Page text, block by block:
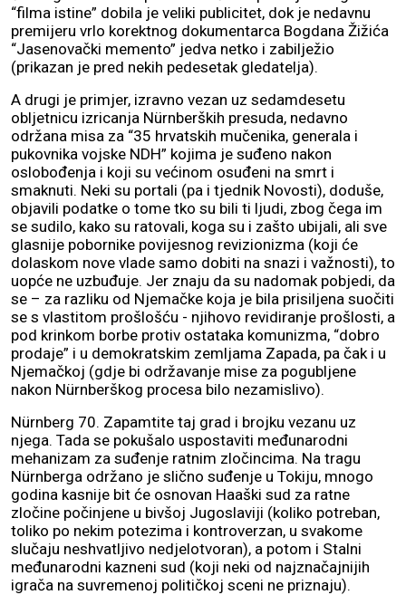
“filma istine” dobila je veliki publicitet, dok je nedavnu
premijeru vrlo korektnog dokumentarca Bogdana Žižića
“Jasenovački memento” jedva netko i zabilježio
(prikazan je pred nekih pedesetak gledatelja).
A drugi je primjer, izravno vezan uz sedamdesetu
obljetnicu izricanja Nürnberških presuda, nedavno
održana misa za “35 hrvatskih mučenika, generala i
pukovnika vojske NDH” kojima je suđeno nakon
oslobođenja i koji su većinom osuđeni na smrt i
smaknuti. Neki su portali (pa i tjednik Novosti), doduše,
objavili podatke o tome tko su bili ti ljudi, zbog čega im
se sudilo, kako su ratovali, koga su i zašto ubijali, ali sve
glasnije pobornike povijesnog revizionizma (koji će
dolaskom nove vlade samo dobiti na snazi i važnosti), to
uopće ne uzbuđuje. Jer znaju da su nadomak pobjedi, da
se – za razliku od Njemačke koja je bila prisiljena suočiti
se s vlastitom prošlošću - njihovo revidiranje prošlosti, a
pod krinkom borbe protiv ostataka komunizma, “dobro
prodaje” i u demokratskim zemljama Zapada, pa čak i u
Njemačkoj (gdje bi održavanje mise za pogubljene
nakon Nürnberškog procesa bilo nezamislivo).
Nürnberg 70. Zapamtite taj grad i brojku vezanu uz
njega. Tada se pokušalo uspostaviti međunarodni
mehanizam za suđenje ratnim zločincima. Na tragu
Nürnberga održano je slično suđenje u Tokiju, mnogo
godina kasnije bit će osnovan Haaški sud za ratne
zločine počinjene u bivšoj Jugoslaviji (koliko potreban,
toliko po nekim potezima i kontroverzan, u svakome
slučaju neshvatljivo nedjelotvoran), a potom i Stalni
međunarodni kazneni sud (koji neki od najznačajnijih
igrača na suvremenoj političkoj sceni ne priznaju).